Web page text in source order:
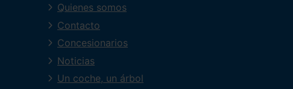
Quienes somos
Contacto
Concesionarios
Noticias
Un coche, un árbol